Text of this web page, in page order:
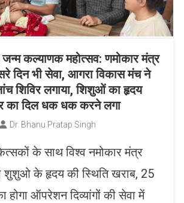
जन्म कल्याणक महोत्सव: णमोकार मंत्र
दिन भी सेवा, आगरा विकास मंच ने
शिविर लगाया, शिशुओं का हृदय
का दिल धक धक करने लगा
Dr. Bhanu Pratap Singh
के साथ विश्व नमोकार मंत्र
शुशुओ के हृदय की स्थिति खराब, 25
होगा ऑपरेशन दिव्यांगों की सेवा में